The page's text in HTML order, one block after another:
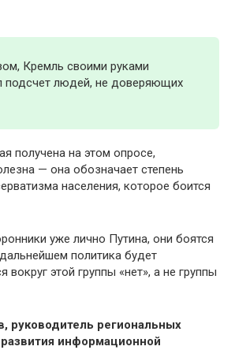
Кремль своими руками
подсчет людей, не доверяющих
получена на этом опросе,
— она обозначает степень
населения, которое боится
уже лично Путина, они боятся
политика будет
вокруг этой группы «нет», а не группы
руководитель региональных
информационной